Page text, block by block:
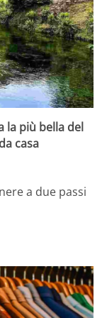
la più bella del
casa
a due passi